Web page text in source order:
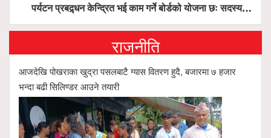
पर्यटन प्रबद्र्धन केन्द्रित भई काम गर्ने बोर्डको योजना छः सदस्य पोखरेल, चलिय पोखरालाई थप प्रभावकारी बनाउन होटल संघको माग
राजनीति
आजदेखि पोखराका खुद्रा पसलबाटै ग्यास वितरण हुदै, बजारमा ७ हजार
भन्दा बढी सिलिण्डर आउने तयारी